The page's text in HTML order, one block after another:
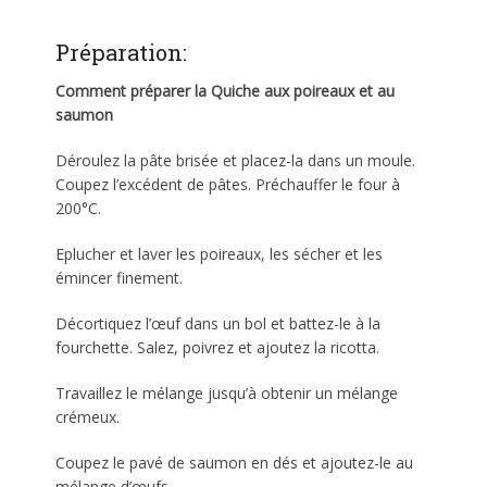
Préparation:
Comment préparer la Quiche aux poireaux et au
saumon
Déroulez la pâte brisée et placez-la dans un moule.
Coupez l’excédent de pâtes. Préchauffer le four à
200°C.
Eplucher et laver les poireaux, les sécher et les
émincer finement.
Décortiquez l’œuf dans un bol et battez-le à la
fourchette. Salez, poivrez et ajoutez la ricotta.
Travaillez le mélange jusqu’à obtenir un mélange
crémeux.
Coupez le pavé de saumon en dés et ajoutez-le au